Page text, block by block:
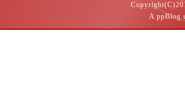
A ppBlog